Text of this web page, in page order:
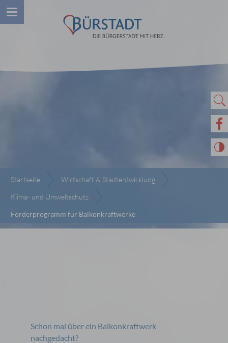
Startseite
Wirtschaft & Stadtentwicklung
Klima- und Umweltschutz
Förderprogramm für Balkonkraftwerke
Schon mal über ein Balkonkraftwerk
nachgedacht?